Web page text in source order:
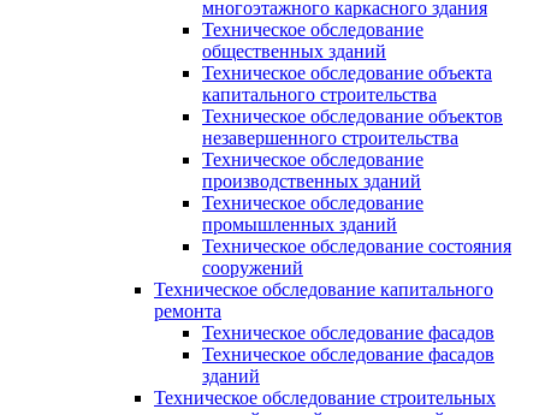
многоэтажного каркасного здания
Техническое обследование
общественных зданий
Техническое обследование объекта
капитального строительства
Техническое обследование объектов
незавершенного строительства
Техническое обследование
производственных зданий
Техническое обследование
промышленных зданий
Техническое обследование состояния
сооружений
Техническое обследование капитального
ремонта
Техническое обследование фасадов
Техническое обследование фасадов
зданий
Техническое обследование строительных